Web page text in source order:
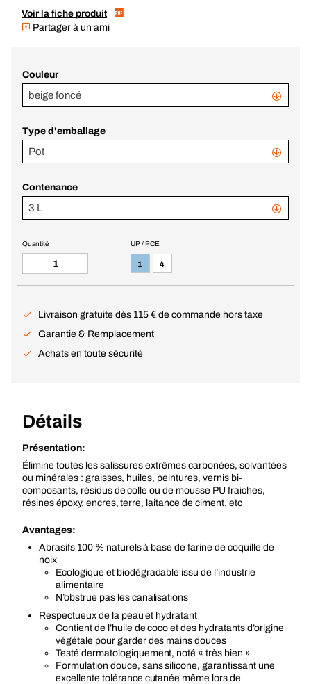
Voir la fiche produit
Partager à un ami
Couleur
beige foncé
Type d'emballage
Pot
Contenance
3 L
UP / PCE
1 4
Quantité
Livraison gratuite dès 115 € de commande hors taxe
Garantie & Remplacement
Achats en toute sécurité
Détails
Présentation:
Élimine toutes les salissures extrêmes carbonées, solvantées
ou minérales : graisses, huiles, peintures, vernis bi-
composants, résidus de colle ou de mousse PU fraiches,
résines époxy, encres, terre, laitance de ciment, etc
Avantages:
Abrasifs 100 % naturels à base de farine de coquille de
noix
Ecologique et biodégradable issu de l’industrie
alimentaire
N’obstrue pas les canalisations
Respectueux de la peau et hydratant
Contient de l’huile de coco et des hydratants d’origine
végétale pour garder des mains douces
Testé dermatologiquement, noté « très bien »
Formulation douce, sans silicone, garantissant une
excellente tolérance cutanée même lors de